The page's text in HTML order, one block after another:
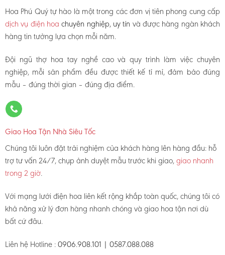
Hoa Phú Quý tự hào là một trong các đơn vị tiên phong cung cấp
dịch vụ điện hoachuyên nghiệp, uy tín và được hàng ngàn khách
hàng tin tưởng lựa chọn mỗi năm.
Đội ngũ thợ hoa tay nghề cao và quy trình làm việc chuyên
nghiệp, mỗi sản phẩm đều được thiết kế tỉ mỉ, đảm bảo đúng
mẫu – đúng thời gian – đúng địa điểm.
Giao Hoa Tận Nhà Siêu Tốc
Chúng tôi luôn đặt trải nghiệm của khách hàng lên hàng đầu: hỗ
trợ tư vấn 24/7, chụp ảnh duyệt mẫu trước khi giao,giao nhanh
trong 2 giờ.
Với mạng lưới điện hoa liên kết rộng khắp toàn quốc, chúng tôi có
khả năng xử lý đơn hàng nhanh chóng và giao hoa tận nơi dù
bất cứ đâu.
Liên hệ Hotline : 0906.908.101 | 0587.088.088